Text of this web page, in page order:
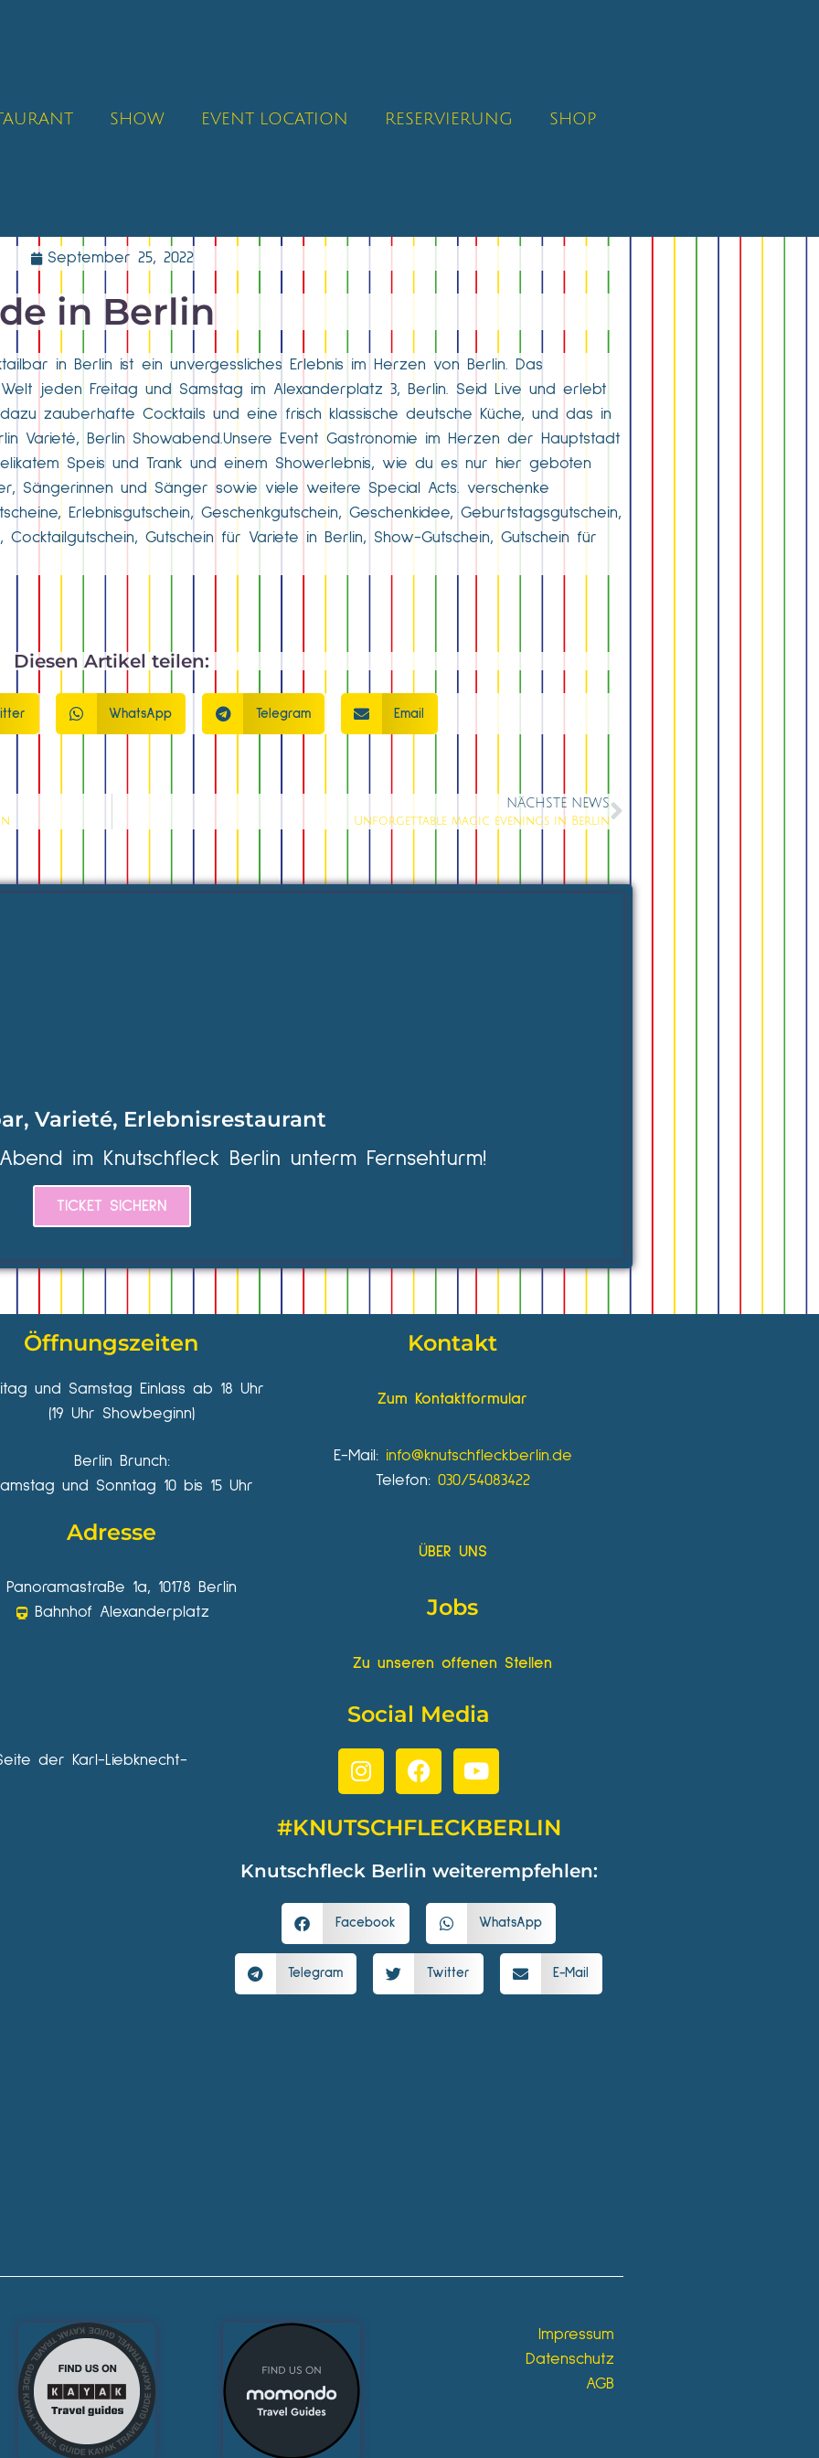
SHOW EVENT LOCATION RESERVIERUNG SHOP
September 25, 2022
in Berlin
in Berlin ist ein unvergessliches Erlebnis im Herzen von Berlin. Das
jeden Freitag und Samstag im Alexanderplatz 3, Berlin. Seid Live und erlebt
zauberhafte Cocktails und eine frisch klassische deutsche Küche, und das in
Varieté, Berlin Showabend.Unsere Event Gastronomie im Herzen der Hauptstadt
Speis und Trank und einem Showerlebnis, wie du es nur hier geboten
Sängerinnen und Sänger sowie viele weitere Special Acts. verschenke
Erlebnisgutschein, Geschenkgutschein, Geschenkidee, Geburtstagsgutschein,
Gutschein für Variete in Berlin, Show-Gutschein, Gutschein für
Diesen Artikel teilen:
WhatsApp Telegram Email
NÄCHSTE NEWS
Unforgettable magic evenings in Berlin
Varieté, Erlebnisrestaurant
im Knutschfleck Berlin unterm Fernsehturm!
TICKET SICHERN
Öffnungszeiten
und Samstag Einlass ab 18 Uhr
(19 Uhr Showbeginn)
Berlin Brunch:
und Sonntag 10 bis 15 Uhr
Adresse
Panoramastraße 1a, 10178 Berlin
Bahnhof Alexanderplatz
Kontakt
Zum Kontaktformular
E-Mail: info@knutschfleckberlin.de
Telefon: 030/54083422
ÜBER UNS
Jobs
Zu unseren offenen Stellen
der Karl-Liebknecht-
Social Media
#KNUTSCHFLECKBERLIN
Knutschfleck Berlin weiterempfehlen:
Facebook WhatsApp
Telegram Twitter E-Mail
Impressum
Datenschutz
AGB